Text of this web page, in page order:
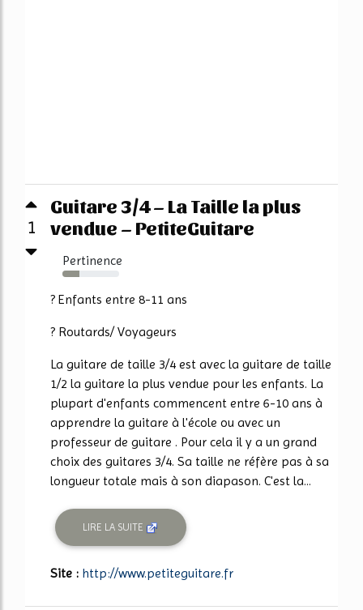
1
Guitare 3/4 – La Taille la plus
vendue – PetiteGuitare
Pertinence
30%
? Enfants entre 8-11 ans
? Routards/ Voyageurs
La guitare de taille 3/4 est avec la guitare de taille
1/2 la guitare la plus vendue pour les enfants. La
plupart d'enfants commencent entre 6-10 ans à
apprendre la guitare à l'école ou avec un
professeur de guitare . Pour cela il y a un grand
choix des guitares 3/4. Sa taille ne réfère pas à sa
longueur totale mais à son diapason. C'est la...
LIRE LA SUITE
Site : http://www.petiteguitare.fr